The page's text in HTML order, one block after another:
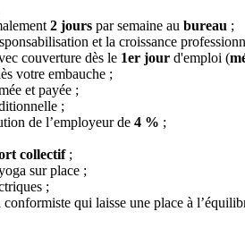
2 jours par semaine au bureau ;
et la croissance
couverture dès le 1er jour d'emploi (
votre embauche ;
et payée ;
;
de l’employeur de 4 % ;
collectif ;
sur place ;
;
qui laisse une place à